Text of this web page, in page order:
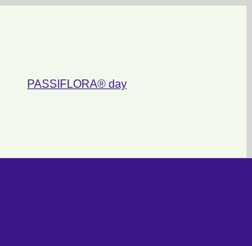
PASSIFLORA® day